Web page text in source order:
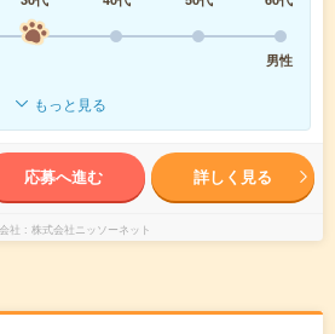
男性
もっと見る
応募へ進む 詳しく見る
社 株式会社ニッソーネット